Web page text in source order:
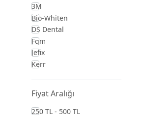
3M
Bio-Whiten
DS Dental
Fgm
Jefix
Kerr
Fiyat Aralığı
250 TL - 500 TL